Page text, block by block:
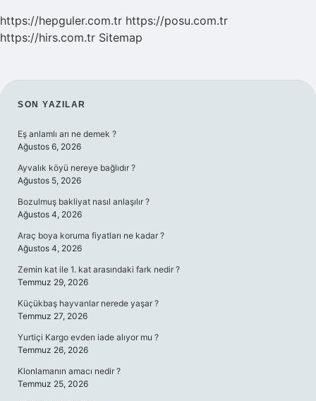
https://hepguler.com.tr https://posu.com.tr
https://hirs.com.tr Sitemap
SIDEBAR
SON YAZILAR
Eş anlamlı arı ne demek ?
Ağustos 6, 2026
Ayvalık köyü nereye bağlıdır ?
Ağustos 5, 2026
Bozulmuş bakliyat nasıl anlaşılır ?
Ağustos 4, 2026
Araç boya koruma fiyatları ne kadar ?
Ağustos 4, 2026
Zemin kat ile 1. kat arasındaki fark nedir ?
Temmuz 29, 2026
Küçükbaş hayvanlar nerede yaşar ?
Temmuz 27, 2026
Yurtiçi Kargo evden iade alıyor mu ?
Temmuz 26, 2026
Klonlamanın amacı nedir ?
Temmuz 25, 2026